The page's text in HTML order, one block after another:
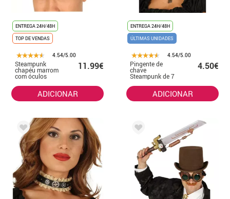
ENTREGA 24H/48H
TOP DE VENDAS
4.54/5.00
Steampunk
chapéu marrom
com óculos
11.99€
ADICIONAR
ENTREGA 24H/48H
ÚLTIMAS UNIDADES
4.54/5.00
Pingente de
chave
Steampunk de 7
4.50€
ADICIONAR